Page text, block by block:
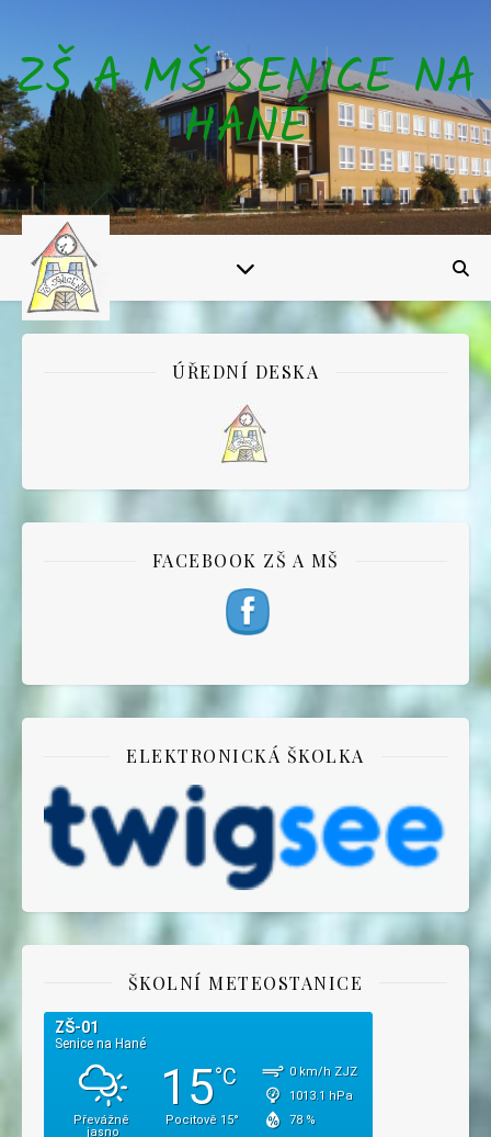
ZŠ A MŠ SENICE NA
HANÉ
ÚŘEDNÍ DESKA
FACEBOOK ZŠ A MŠ
ELEKTRONICKÁ ŠKOLKA
ŠKOLNÍ METEOSTANICE